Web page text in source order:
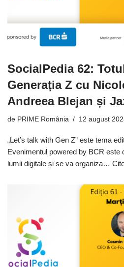
SocialPedia 62:
Generația Z cu
Andreea Blejan și
de PRIME România 12 august
„Let’s talk with Gen Z” este tema
Evenimentul powered by BCR este
lumii digitale și se va organiza…